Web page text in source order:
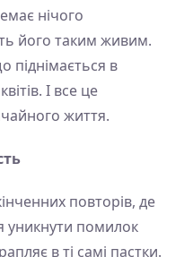
нічого
його таким живим.
піднімається в
І все це
життя.
повторів, де
уникнути помилок
в ті самі пастки.